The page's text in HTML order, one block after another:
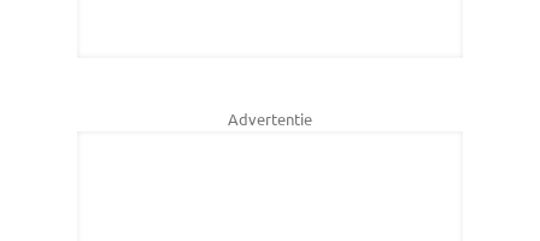
Advertentie